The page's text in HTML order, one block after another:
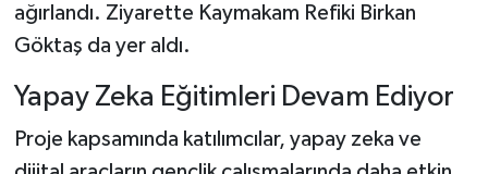
ağırlandı. Ziyarette Kaymakam Refiki Birkan
Göktaş da yer aldı.
Yapay Zeka Eğitimleri Devam Ediyor
Proje kapsamında katılımcılar, yapay zeka ve